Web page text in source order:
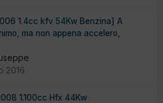
1.4cc kfv 54Kw Benzina] A
ma non appena accelero,
2016
1.100cc Hfx 44Kw